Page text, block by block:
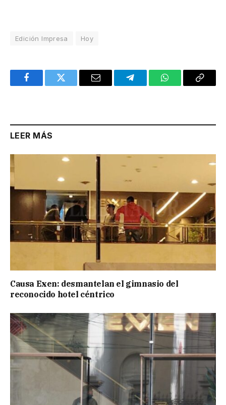
Edición Impresa Hoy
FacebookTwitter Email TelegramWhatsAppCopy
LEER MÁS
Causa Exen: desmantelan el gimnasio del
reconocido hotel céntrico